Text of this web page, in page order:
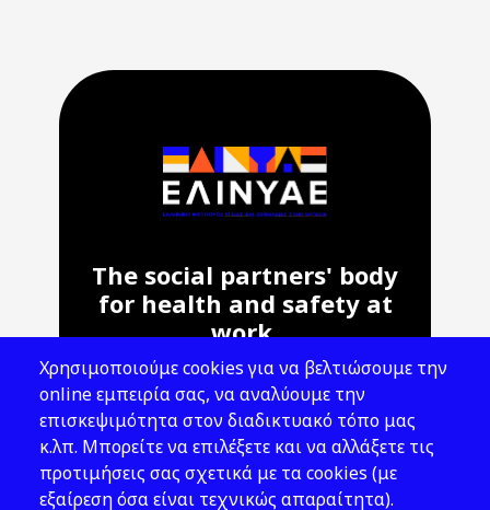
The social partners' body
for health and safety at
work.
Address: 143 Liosion & 6 Thirsiou, 104
45, Athens
T: 210 82 00 100
e: info@elinyae.gr
Χρησιμοποιούμε cookies για να βελτιώσουμε την
online εμπειρία σας, να αναλύουμε την
επισκεψιμότητα στον διαδικτυακό τόπο μας
κ.λπ. Μπορείτε να επιλέξετε και να αλλάξετε τις
προτιμήσεις σας σχετικά με τα cookies (με
εξαίρεση όσα είναι τεχνικώς απαραίτητα).